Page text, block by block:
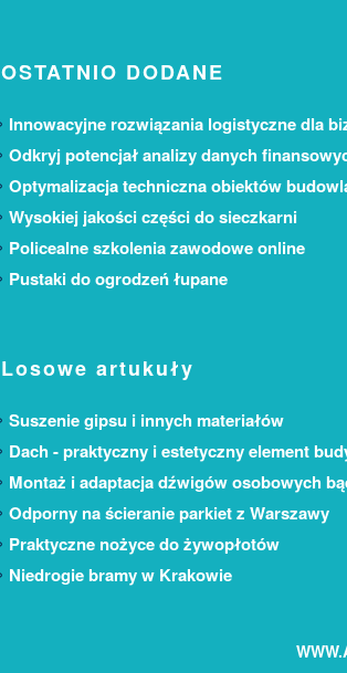
OSTATNIO DODANE
Innowacyjne rozwiązania logistyczne dla
Odkryj potencjał analizy danych
Optymalizacja techniczna obiektów
Wysokiej jakości części do sieczkarni
Policealne szkolenia zawodowe online
Pustaki do ogrodzeń łupane
Losowe artukuły
Suszenie gipsu i innych materiałów
Dach - praktyczny i estetyczny element
Montaż i adaptacja dźwigów osobowych
Odporny na ścieranie parkiet z Warszawy
Praktyczne nożyce do żywopłotów
Niedrogie bramy w Krakowie